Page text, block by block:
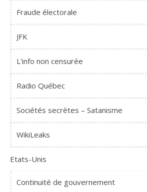
Fraude électorale
JFK
L'info non censurée
Radio Québec
Sociétés secrètes – Satanisme
WikiLeaks
Etats-Unis
Continuité de gouvernement